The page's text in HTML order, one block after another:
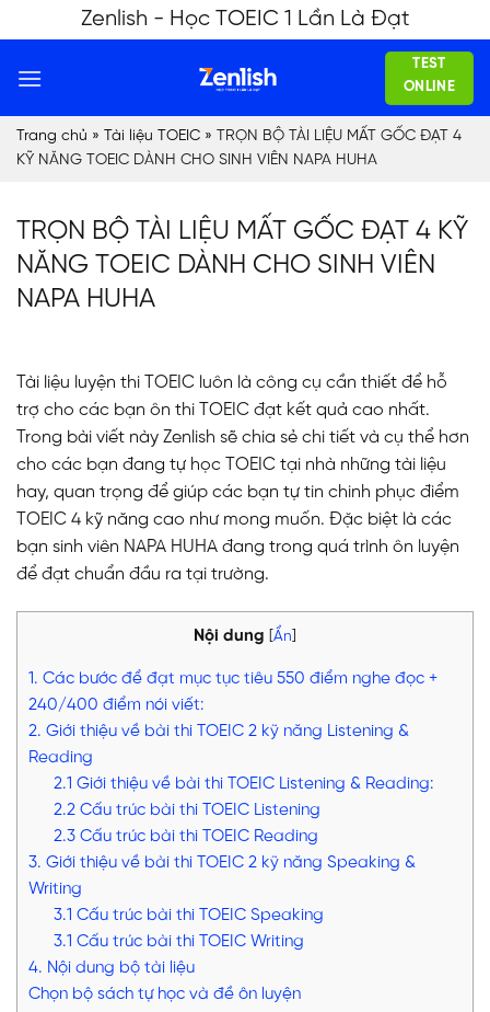
to
content
Zenlish - Học TOEIC 1 Lần Là Đạt
TEST
ONLINE
Trang chủ » Tài liệu TOEIC » TRỌN BỘ TÀI LIỆU MẤT GỐC ĐẠT 4
KỸ NĂNG TOEIC DÀNH CHO SINH VIÊN NAPA HUHA
TRỌN BỘ TÀI LIỆU MẤT GỐC ĐẠT 4 KỸ
NĂNG TOEIC DÀNH CHO SINH VIÊN
NAPA HUHA
Tài liệu luyện thi TOEIC luôn là công cụ cần thiết để hỗ
trợ cho các bạn ôn thi TOEIC đạt kết quả cao nhất.
Trong bài viết này Zenlish sẽ chia sẻ chi tiết và cụ thể hơn
cho các bạn đang tự học TOEIC tại nhà những tài liệu
hay, quan trọng để giúp các bạn tự tin chinh phục điểm
TOEIC 4 kỹ năng cao như mong muốn. Đặc biệt là các
bạn sinh viên NAPA HUHA đang trong quá trình ôn luyện
để đạt chuẩn đầu ra tại trường.
Nội dung Ẩn
1. Các bước để đạt mục tục tiêu 550 điểm nghe đọc +
240/400 điểm nói viết:
2. Giới thiệu về bài thi TOEIC 2 kỹ năng Listening &
Reading
2.1 Giới thiệu về bài thi TOEIC Listening & Reading:
2.2 Cấu trúc bài thi TOEIC Listening
2.3 Cấu trúc bài thi TOEIC Reading
3. Giới thiệu về bài thi TOEIC 2 kỹ năng Speaking &
Writing
3.1 Cấu trúc bài thi TOEIC Speaking
3.1 Cấu trúc bài thi TOEIC Writing
4. Nội dung bộ tài liệu
Chọn bộ sách tự học và đề ôn luyện